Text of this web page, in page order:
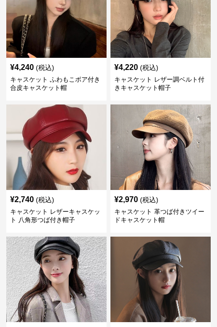
¥4,240 (税込)
キャスケット ふわもこボア付き
合皮キャスケット帽
¥4,220 (税込)
キャスケット レザー調ベルト付
きキャスケット帽子
¥2,740 (税込)
キャスケット レザーキャスケッ
ト 八角形つば付き帽子
¥2,970 (税込)
キャスケット 革つば付きツイー
ドキャスケット帽